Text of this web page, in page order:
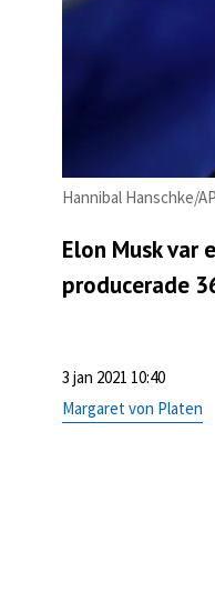
Hannibal Hanschke/
Elon Musk
producerade
3 jan 2021 10:40
Margaret von Platen